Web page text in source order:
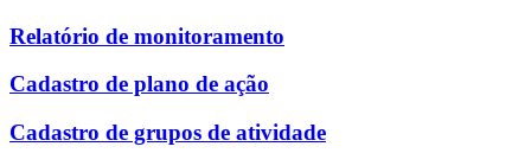
Relatório de monitoramento
Cadastro de plano de ação
Cadastro de grupos de atividade